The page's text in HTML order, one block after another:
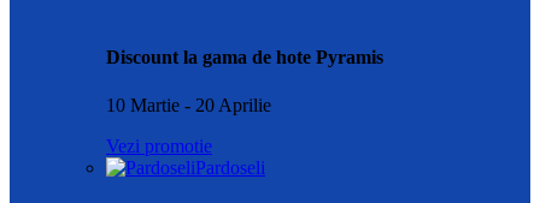
Discount la gama de hote Pyramis
10 Martie - 20 Aprilie
Vezi promotie
Pardoseli